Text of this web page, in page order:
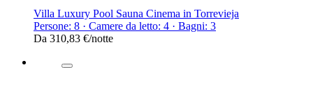
Villa Luxury Pool Sauna Cinema in Torrevieja
Persone: 8 · Camere da letto: 4 · Bagni: 3
Da 310,83 €/notte